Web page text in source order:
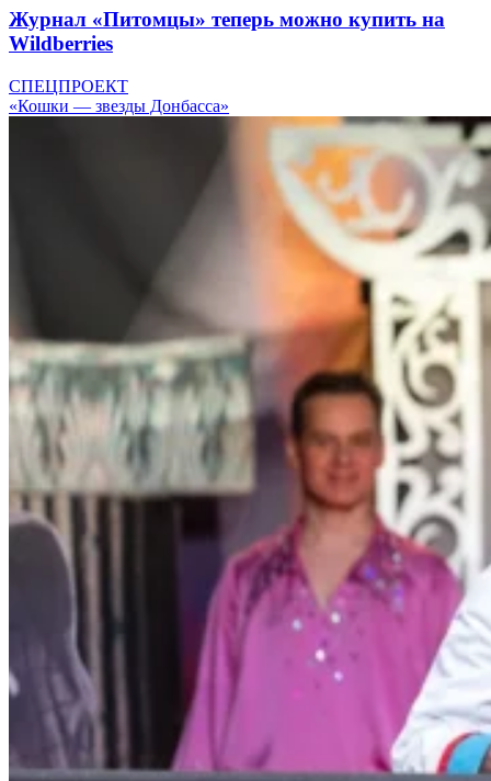
Журнал «Питомцы» теперь можно купить на
Wildberries
СПЕЦПРОЕКТ
«Кошки — звезды Донбасса»